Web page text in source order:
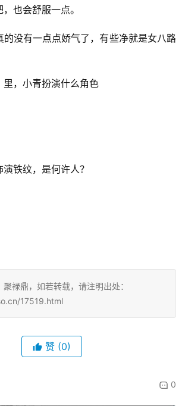
也会舒服一点。
的没有一点点娇气了，有些净就是女八路
，小青扮演什么角色
铁纹，是何许人？
禄鼎，如若转载，请注明出处：
17519.html
赞 (0)
0